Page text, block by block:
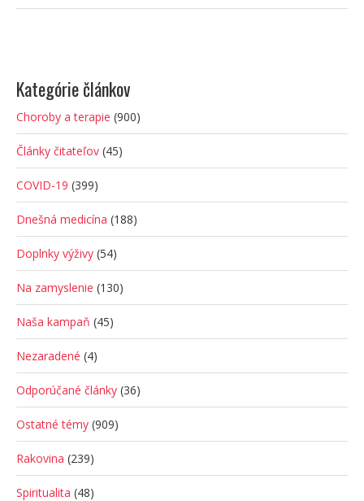
Kategórie článkov
Choroby a terapie (900)
Články čitateľov (45)
COVID-19 (399)
Dnešná medicína (188)
Doplnky výživy (54)
Na zamyslenie (130)
Naša kampaň (45)
Nezaradené (4)
Odporúčané články (36)
Ostatné témy (909)
Rakovina (239)
Spiritualita (48)